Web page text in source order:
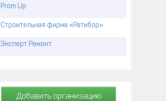
Prom Up
Строительная фирма «Ратибор»
Эксперт Ремонт
Добавить организацию